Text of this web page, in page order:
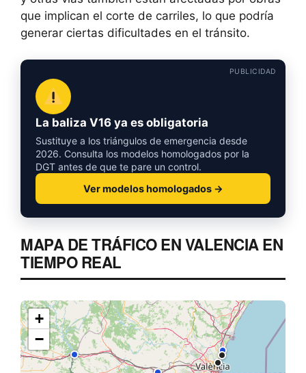
que implican el corte de carriles, lo que podría
generar ciertas dificultades en el tránsito.
PUBLICIDAD
La baliza V16 ya es obligatoria
Sustituye a los triángulos de emergencia desde
2026. Consulta los modelos homologados por la
DGT antes de que te pare un control.
Ver modelos homologados →
MAPA DE TRÁFICO EN VALENCIA EN
TIEMPO REAL
+
−